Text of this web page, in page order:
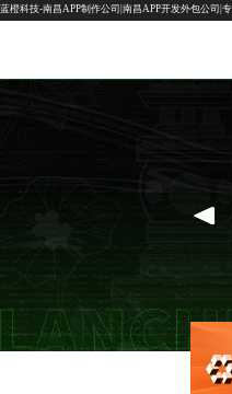
蓝橙科技-南昌APP制作公司|南昌APP开发外包公司|